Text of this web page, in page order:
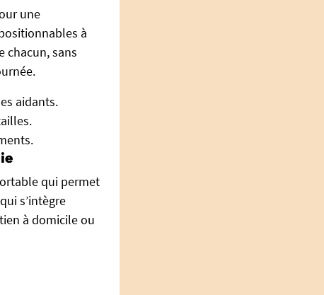
une
à
chacun, sans
aidants.
qui permet
s’intègre
à domicile ou